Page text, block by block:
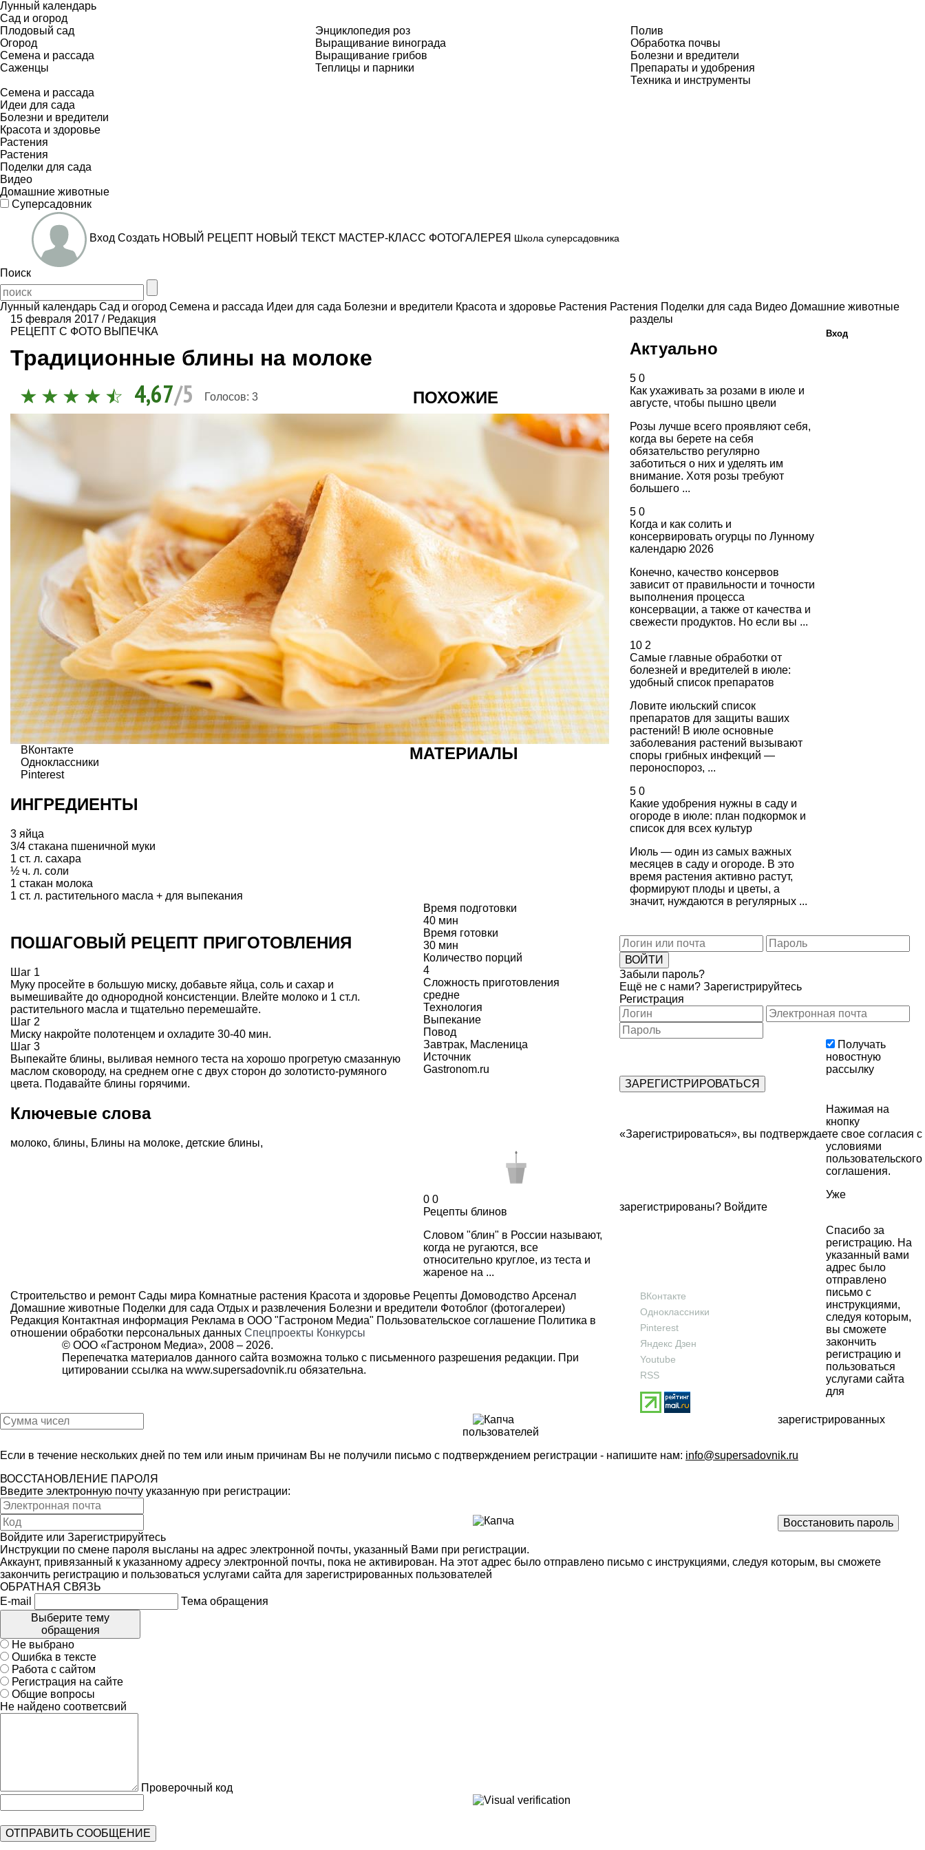
Лунный календарь
Сад и огород
Плодовый сад
Огород
Семена и рассада
Саженцы
Энциклопедия роз
Выращивание винограда
Выращивание грибов
Теплицы и парники
Полив
Обработка почвы
Болезни и вредители
Препараты и удобрения
Техника и инструменты
Семена и рассада
Идеи для сада
Болезни и вредители
Красота и здоровье
Растения
Растения
Поделки для сада
Видео
Домашние животные
Суперсадовник
Вход Создать НОВЫЙ РЕЦЕПТ НОВЫЙ ТЕКСТ МАСТЕР-КЛАСС ФОТОГАЛЕРЕЯ Школа суперсадовника
Поиск
Лунный календарь Сад и огород Семена и рассада Идеи для сада Болезни и вредители Красота и здоровье Растения Растения Поделки для сада Видео Домашние животные
15 февраля 2017 / Редакция
РЕЦЕПТ С ФОТО ВЫПЕЧКА
Традиционные блины на молоке
4,67/5 Голосов: 3
ВКонтакте
Одноклассники
Pinterest
ИНГРЕДИЕНТЫ
3 яйца
3/4 стакана пшеничной муки
1 ст. л. сахара
½ ч. л. соли
1 стакан молока
1 ст. л. растительного масла + для выпекания
ПОШАГОВЫЙ РЕЦЕПТ ПРИГОТОВЛЕНИЯ
Шаг 1
Муку просейте в большую миску, добавьте яйца, соль и сахар и
вымешивайте до однородной консистенции. Влейте молоко и 1 ст.л.
растительного масла и тщательно перемешайте.
Шаг 2
Миску накройте полотенцем и охладите 30-40 мин.
Шаг 3
Выпекайте блины, выливая немного теста на хорошо прогретую смазанную
маслом сковороду, на среднем огне с двух сторон до золотисто-румяного
цвета. Подавайте блины горячими.
Время подготовки
40 мин
Время готовки
30 мин
Количество порций
4
Сложность приготовления
средне
Технология
Выпекание
Повод
Завтрак, Масленица
Источник
Gastronom.ru
Ключевые слова
молоко, блины, Блины на молоке, детские блины,
ПОХОЖИЕ
МАТЕРИАЛЫ
0 0
Рецепты блинов
Cловом "блин" в России называют,
когда не ругаются, все
относительно круглое, из теста и
жареное на ...
разделы
Актуально
5 0
Как ухаживать за розами в июле и
августе, чтобы пышно цвели
Розы лучше всего проявляют себя,
когда вы берете на себя
обязательство регулярно
заботиться о них и уделять им
внимание. Хотя розы требуют
большего ...
5 0
Когда и как солить и
консервировать огурцы по Лунному
календарю 2026
Конечно, качество консервов
зависит от правильности и точности
выполнения процесса
консервации, а также от качества и
свежести продуктов. Но если вы ...
10 2
Самые главные обработки от
болезней и вредителей в июле:
удобный список препаратов
Ловите июльский список
препаратов для защиты ваших
растений! В июле основные
заболевания растений вызывают
споры грибных инфекций —
пероноспороз, ...
5 0
Какие удобрения нужны в саду и
огороде в июле: план подкормок и
список для всех культур
Июль — один из самых важных
месяцев в саду и огороде. В это
время растения активно растут,
формируют плоды и цветы, а
значит, нуждаются в регулярных ...
Строительство и ремонт Сады мира Комнатные растения Красота и здоровье Рецепты Домоводство Арсенал
Домашние животные Поделки для сада Отдых и развлечения Болезни и вредители Фотоблог (фотогалереи)
Редакция Контактная информация Реклама в ООО "Гастроном Медиа" Пользовательское соглашение Политика в
отношении обработки персональных данных Спецпроекты Конкурсы
© ООО «Гастроном Медиа», 2008 – 2026.
Перепечатка материалов данного сайта возможна только с письменного разрешения редакции. При
цитировании ссылка на www.supersadovnik.ru обязательна.
ВКонтакте
Одноклассники
Pinterest
Яндекс Дзен
Youtube
RSS
Вход
Забыли пароль?
Ещё не с нами? Зарегистрируйтесь
Регистрация
Получать
новостную
рассылку
Нажимая на
кнопку
«Зарегистрироваться», вы подтверждаете свое согласия с
условиями
пользовательского
соглашения.
Уже
зарегистрированы? Войдите
Спасибо за
регистрацию. На
указанный вами
адрес было
отправлено
письмо с
инструкциями,
следуя которым,
вы сможете
закончить
регистрацию и
пользоваться
услугами сайта
для
зарегистрированных
пользователей
Если в течение нескольких дней по тем или иным причинам Вы не получили письмо с подтверждением регистрации - напишите нам: info@supersadovnik.ru
ВОССТАНОВЛЕНИЕ ПАРОЛЯ
Введите электронную почту указанную при регистрации:
Войдите или Зарегистрируйтесь
Инструкции по смене пароля высланы на адрес электронной почты, указанный Вами при регистрации.
Аккаунт, привязанный к указанному адресу электронной почты, пока не активирован. На этот адрес было отправлено письмо с инструкциями, следуя которым, вы сможете
закончить регистрацию и пользоваться услугами сайта для зарегистрированных пользователей
ОБРАТНАЯ СВЯЗЬ
E-mail
Тема обращения
Выберите тему
обращения
Не выбрано
Ошибка в тексте
Работа с сайтом
Регистрация на сайте
Общие вопросы
Не найдено соответсвий
Проверочный код